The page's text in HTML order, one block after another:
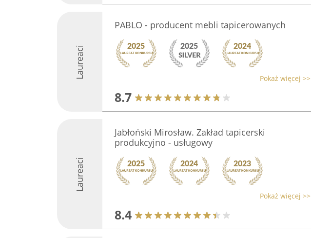
Laureaci
PABLO - producent mebli tapicerowanych
Pokaż więcej >>
8.7
Laureaci
Jabłoński Mirosław. Zakład tapicerski
produkcyjno - usługowy
Pokaż więcej >>
8.4